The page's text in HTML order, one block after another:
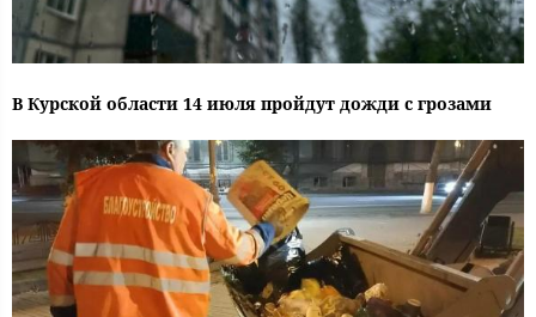
В Курской области 14 июля пройдут дожди с грозами